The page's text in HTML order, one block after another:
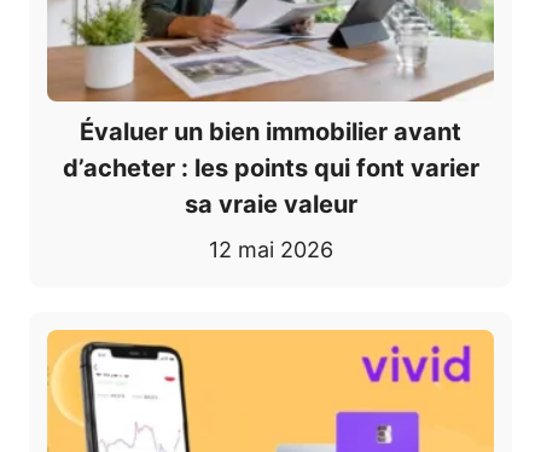
Évaluer un bien immobilier avant
d’acheter : les points qui font varier
sa vraie valeur
12 mai 2026